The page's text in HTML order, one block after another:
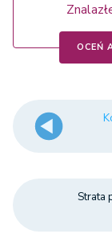
OCEŃ
Strata